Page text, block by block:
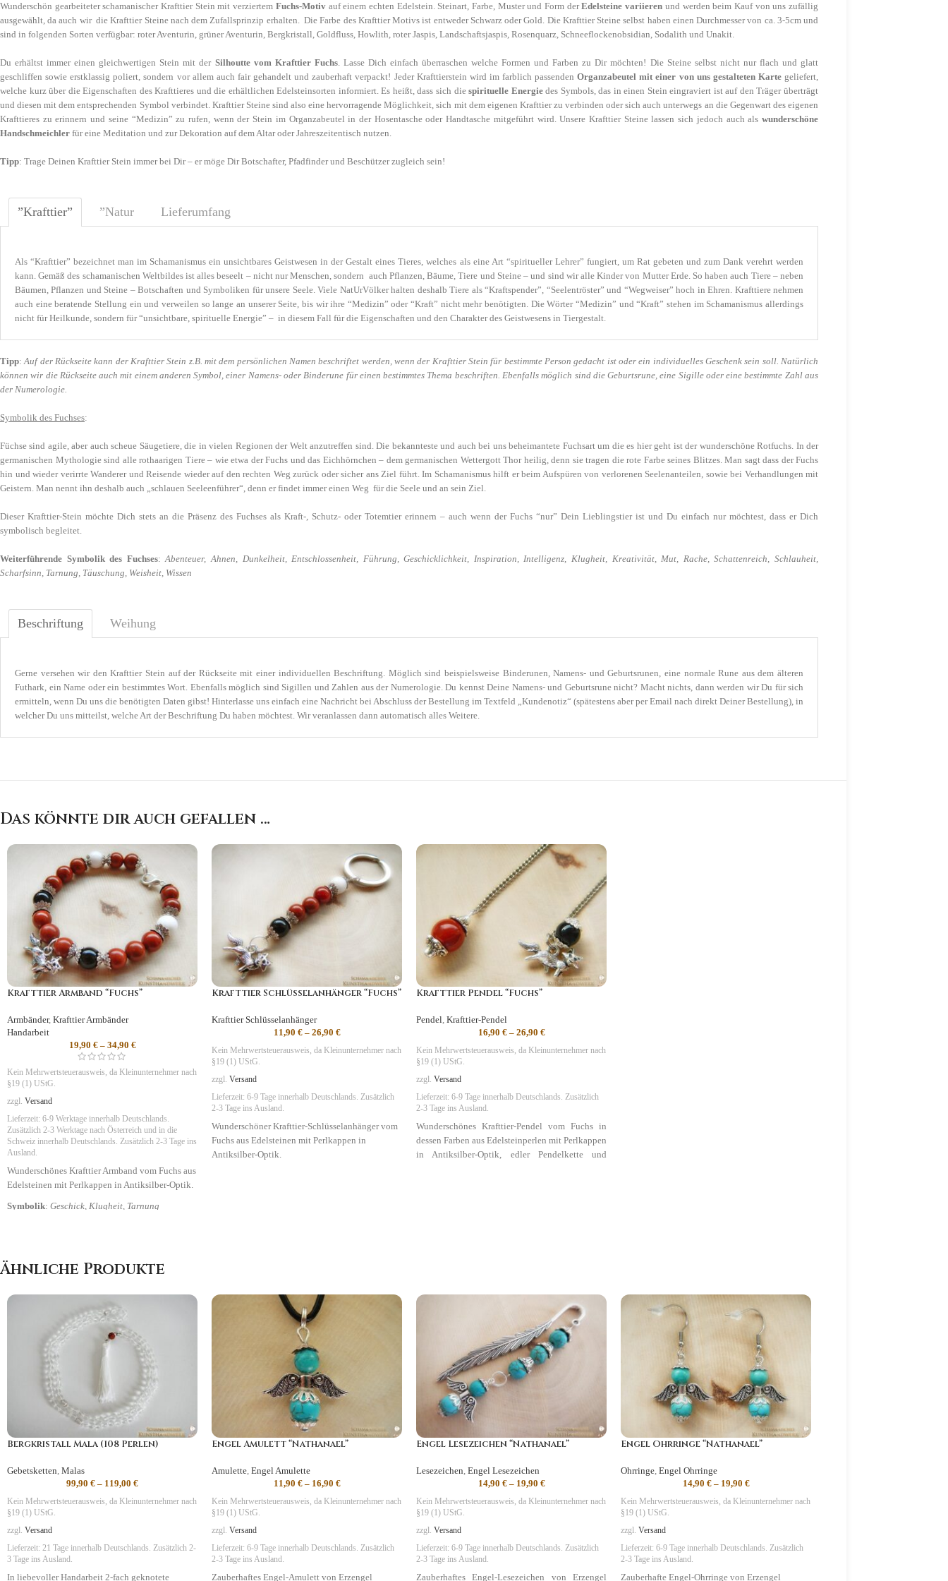
Wunderschön gearbeiteter schamanischer Krafttier Stein mit verziertem Fuchs-Motivauf einem echten Edelstein. Steinart, Farbe, Muster und Form derEdelsteine variieren und werden beim Kauf von uns zufällig
ausgewählt, da auch wir die Krafttier Steine nach dem Zufallsprinzip erhalten. Die Farbe des Krafttier Motivs ist entweder Schwarz oder Gold. Die Krafttier Steine selbst haben einen Durchmesser von ca. 3-5cm und
sind in folgenden Sorten verfügbar: roter Aventurin, grüner Aventurin, Bergkristall, Goldfluss, Howlith, roter Jaspis, Landschaftsjaspis, Rosenquarz, Schneeflockenobsidian, Sodalith und Unakit.
Du erhältst immer einen gleichwertigen Stein mit derSilhoutte vom Krafttier Fuchs. Lasse Dich einfach überraschen welche Formen und Farben zu Dir möchten! Die Steine selbst nicht nur flach und glatt
geschliffen sowie erstklassig poliert, sondern vor allem auch fair gehandelt und zauberhaft verpackt! Jeder Krafttierstein wird im farblich passendenOrganzabeutel mit einer von uns gestalteten Kartegeliefert,
welche kurz über die Eigenschaften des Krafttieres und die erhältlichen Edelsteinsorten informiert. Es heißt, dass sich diespirituelle Energiedes Symbols, das in einen Stein eingraviert ist auf den Träger überträgt
und diesen mit dem entsprechenden Symbol verbindet. Krafttier Steine sind also eine hervorragende Möglichkeit, sich mit dem eigenen Krafttier zu verbinden oder sich auch unterwegs an die Gegenwart des eigenen
Krafttieres zu erinnern und seine “Medizin” zu rufen, wenn der Stein im Organzabeutel in der Hosentasche oder Handtasche mitgeführt wird. Unsere Krafttier Steine lassen sich jedoch auch als wunderschöne
Handschmeichler für eine Meditation und zur Dekoration auf dem Altar oder Jahreszeitentisch nutzen.
Tipp: Trage Deinen Krafttier Stein immer bei Dir – er möge Dir Botschafter, Pfadfinder und Beschützer zugleich sein!
”Krafttier” ”Natur Lieferumfang
Als “Krafttier” bezeichnet man im Schamanismus ein unsichtbares Geistwesen in der Gestalt eines Tieres, welches als eine Art “spiritueller Lehrer” fungiert, um Rat gebeten und zum Dank verehrt werden
kann. Gemäß des schamanischen Weltbildes ist alles beseelt – nicht nur Menschen, sondern auch Pflanzen, Bäume, Tiere und Steine – und sind wir alle Kinder von Mutter Erde. So haben auch Tiere – neben
Bäumen, Pflanzen und Steine – Botschaften und Symboliken für unsere Seele. Viele NatUrVölker halten deshalb Tiere als “Kraftspender”, “Seelentröster” und “Wegweiser” hoch in Ehren. Krafttiere nehmen
auch eine beratende Stellung ein und verweilen so lange an unserer Seite, bis wir ihre “Medizin” oder “Kraft” nicht mehr benötigten. Die Wörter “Medizin” und “Kraft” stehen im Schamanismus allerdings
nicht für Heilkunde, sondern für “unsichtbare, spirituelle Energie” – in diesem Fall für die Eigenschaften und den Charakter des Geistwesens in Tiergestalt.
Tipp:Auf der Rückseite kann der Krafttier Stein z.B. mit dem persönlichen Namen beschriftet werden, wenn der Krafttier Stein für bestimmte Person gedacht ist oder ein individuelles Geschenk sein soll. Natürlich
können wir die Rückseite auch mit einem anderen Symbol, einer Namens- oder Binderune für einen bestimmtes Thema beschriften. Ebenfalls möglich sind die Geburtsrune, eine Sigille oder eine bestimmte Zahl aus
der Numerologie.
Symbolik des Fuchses:
Füchse sind agile, aber auch scheue Säugetiere, die in vielen Regionen der Welt anzutreffen sind. Die bekannteste und auch bei uns beheimantete Fuchsart um die es hier geht ist der wunderschöne Rotfuchs. In der
germanischen Mythologie sind alle rothaarigen Tiere – wie etwa der Fuchs und das Eichhörnchen – dem germanischen Wettergott Thor heilig, denn sie tragen die rote Farbe seines Blitzes. Man sagt dass der Fuchs
hin und wieder verirrte Wanderer und Reisende wieder auf den rechten Weg zurück oder sicher ans Ziel führt. Im Schamanismus hilft er beim Aufspüren von verlorenen Seelenanteilen, sowie bei Verhandlungen mit
Geistern. Man nennt ihn deshalb auch „schlauen Seeleenführer“, denn er findet immer einen Weg für die Seele und an sein Ziel.
Dieser Krafttier-Stein möchte Dich stets an die Präsenz des Fuchses als Kraft-, Schutz- oder Totemtier erinnern – auch wenn der Fuchs “nur” Dein Lieblingstier ist und Du einfach nur möchtest, dass er Dich
symbolisch begleitet.
Weiterführende Symbolik des Fuchses:Abenteuer, Ahnen, Dunkelheit, Entschlossenheit, Führung, Geschicklichkeit, Inspiration, Intelligenz, Klugheit, Kreativität, Mut, Rache, Schattenreich, Schlauheit,
Scharfsinn, Tarnung, Täuschung, Weisheit, Wissen
Beschriftung Weihung
Gerne versehen wir den Krafttier Stein auf der Rückseite mit einer individuellen Beschriftung. Möglich sind beispielsweise Binderunen, Namens- und Geburtsrunen, eine normale Rune aus dem älteren
Futhark, ein Name oder ein bestimmtes Wort. Ebenfalls möglich sind Sigillen und Zahlen aus der Numerologie. Du kennst Deine Namens- und Geburtsrune nicht? Macht nichts, dann werden wir Du für sich
ermitteln, wenn Du uns die benötigten Daten gibst! Hinterlasse uns einfach eine Nachricht bei Abschluss der Bestellung im Textfeld „Kundenotiz“ (spätestens aber per Email nach direkt Deiner Bestellung), in
welcher Du uns mitteilst, welche Art der Beschriftung Du haben möchtest. Wir veranlassen dann automatisch alles Weitere.
Das könnte dir auch gefallen …
Krafttier Armband “Fuchs”
Armbänder, Krafttier Armbänder
Handarbeit
19,90 €– 34,90 €
Kein Mehrwertsteuerausweis, da Kleinunternehmer nach
§19 (1) UStG.
zzgl. Versand
Lieferzeit: 6-9 Werktage innerhalb Deutschlands.
Zusätzlich 2-3 Werktage nach Österreich und in die
Schweiz innerhalb Deutschlands. Zusätzlich 2-3 Tage ins
Ausland.
Wunderschönes Krafttier Armband vom Fuchs aus
Edelsteinen mit Perlkappen in Antiksilber-Optik.
Symbolik: Geschick, Klugheit, Tarnung
Krafttier Schlüsselanhänger “Fuchs”
Krafttier Schlüsselanhänger
11,90 €– 26,90 €
Kein Mehrwertsteuerausweis, da Kleinunternehmer nach
§19 (1) UStG.
zzgl. Versand
Lieferzeit: 6-9 Tage innerhalb Deutschlands. Zusätzlich
2-3 Tage ins Ausland.
Wunderschöner Krafttier-Schlüsselanhänger vom
Fuchs aus Edelsteinen mit Perlkappen in
Antiksilber-Optik.
Krafttier Pendel “Fuchs”
Pendel, Krafttier-Pendel
16,90 €– 26,90 €
Kein Mehrwertsteuerausweis, da Kleinunternehmer nach
§19 (1) UStG.
zzgl. Versand
Lieferzeit: 6-9 Tage innerhalb Deutschlands. Zusätzlich
2-3 Tage ins Ausland.
Wunderschönes Krafttier-Pendel vom Fuchs in
dessen Farben aus Edelsteinperlen mit Perlkappen
in Antiksilber-Optik, edler Pendelkette und
Ähnliche Produkte
Bergkristall Mala (108 Perlen)
Gebetsketten Malas
99,90 € – 119,00 €
Kein Mehrwertsteuerausweis, da Kleinunternehmer nach
§19 (1) UStG.
zzgl. Versand
Lieferzeit: 21 Tage innerhalb Deutschlands. Zusätzlich 2-
3 Tage ins Ausland.
In liebevoller Handarbeit 2-fach geknotete
Engel Amulett “Nathanael”
Amulette Engel Amulette
11,90 €– 16,90 €
Kein Mehrwertsteuerausweis, da Kleinunternehmer nach
§19 (1) UStG.
zzgl. Versand
Lieferzeit: 6-9 Tage innerhalb Deutschlands. Zusätzlich
2-3 Tage ins Ausland.
Zauberhaftes Engel-Amulett von Erzengel
Engel Lesezeichen “Nathanael”
Lesezeichen Engel Lesezeichen
14,90 €– 19,90 €
Kein Mehrwertsteuerausweis, da Kleinunternehmer nach
§19 (1) UStG.
zzgl. Versand
Lieferzeit: 6-9 Tage innerhalb Deutschlands. Zusätzlich
2-3 Tage ins Ausland.
Zauberhaftes Engel-Lesezeichen von Erzengel
Engel Ohrringe “Nathanael”
Ohrringe Engel Ohrringe
14,90 €– 19,90 €
Kein Mehrwertsteuerausweis, da Kleinunternehmer nach
§19 (1) UStG.
zzgl. Versand
Lieferzeit: 6-9 Tage innerhalb Deutschlands. Zusätzlich
2-3 Tage ins Ausland.
Zauberhafte Engel-Ohrringe von Erzengel